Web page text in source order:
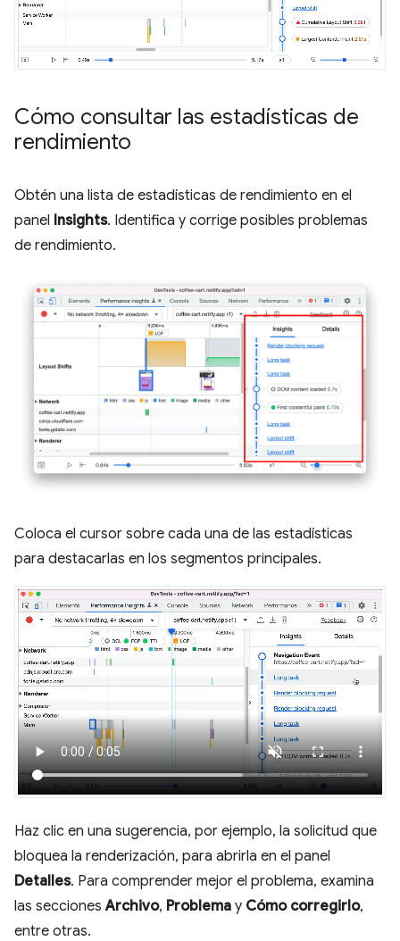
Cómo consultar las estadísticas de
rendimiento
Obtén una lista de estadísticas de rendimiento en el
panel Insights. Identifica y corrige posibles problemas
de rendimiento.
Coloca el cursor sobre cada una de las estadísticas
para destacarlas en los segmentos principales.
Haz clic en una sugerencia, por ejemplo, la solicitud que
bloquea la renderización, para abrirla en el panel
Detalles. Para comprender mejor el problema, examina
las seccionesArchivo, Problema y Cómo corregirlo,
entre otras.